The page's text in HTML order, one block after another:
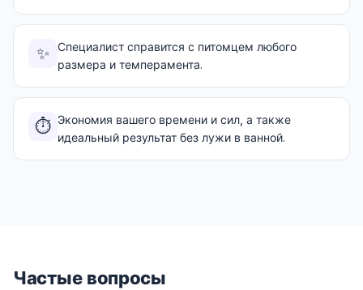
✨ Специалист справится с питомцем любого
размера и темперамента.
⏱️ Экономия вашего времени и сил, а также
идеальный результат без лужи в ванной.
Частые вопросы